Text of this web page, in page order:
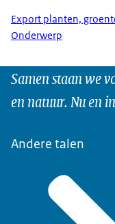
Export planten,
Onderwerp
Samen staan we
en natuur. Nu en
Andere talen